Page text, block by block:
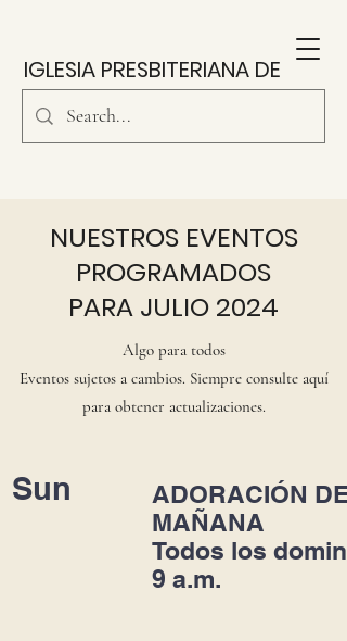
IGLESIA PRESBITERIANA DE
SOUTH PARK
NUESTROS EVENTOS
PROGRAMADOS
PARA JULIO 2024
Algo para todos
Eventos sujetos a cambios. Siempre consulte aquí
para obtener actualizaciones.
Sun
ADORACIÓN DE
MAÑANA
Todos los
9 a.m.